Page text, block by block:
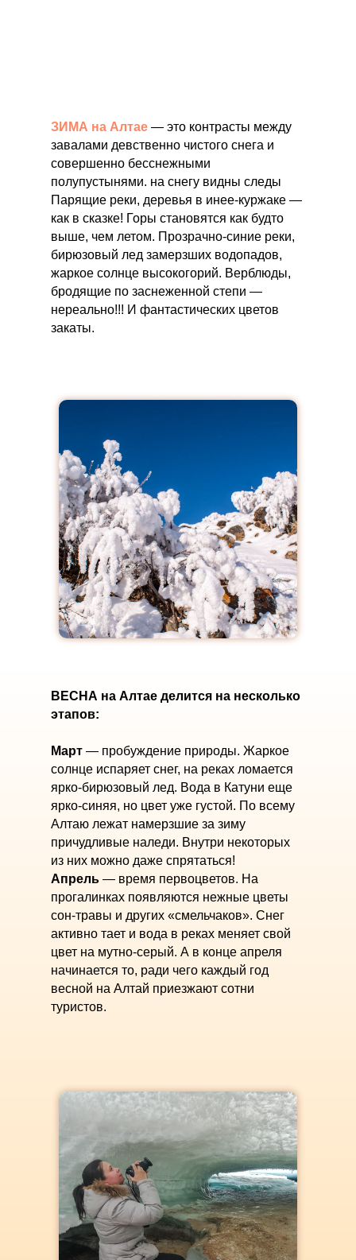
ЗИМА на Алтае — это контрасты между
завалами девственно чистого снега и
совершенно бесснежными
полупустынями. на снегу видны следы
Парящие реки, деревья в инее-куржаке —
как в сказке! Горы становятся как будто
выше, чем летом. Прозрачно-синие реки,
бирюзовый лед замерзших водопадов,
жаркое солнце высокогорий. Верблюды,
бродящие по заснеженной степи —
нереально!!! И фантастических цветов
закаты.
ВЕСНА на Алтае делится на несколько
этапов:
Март — пробуждение природы. Жаркое
солнце испаряет снег, на реках ломается
ярко-бирюзовый лед. Вода в Катуни еще
ярко-синяя, но цвет уже густой. По всему
Алтаю лежат намерзшие за зиму
причудливые наледи. Внутри некоторых
из них можно даже спрятаться!
Апрель — время первоцветов. На
прогалинках появляются нежные цветы
сон-травы и других «смельчаков». Снег
активно тает и вода в реках меняет свой
цвет на мутно-серый. А в конце апреля
начинается то, ради чего каждый год
весной на Алтай приезжают сотни
туристов.